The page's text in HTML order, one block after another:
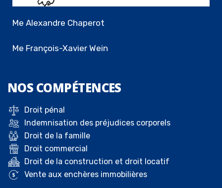
Me Alexandre Chaperot
Me François-Xavier Wein
NOS COMPÉTENCES
Droit pénal
Indemnisation des préjudices corporels
Droit de la famille
Droit commercial
Droit de la construction et droit locatif
Vente aux enchères immobilières